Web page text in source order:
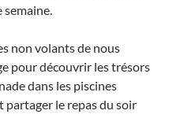
non volants de nous
pour découvrir les trésors
dans les piscines
partager le repas du soir